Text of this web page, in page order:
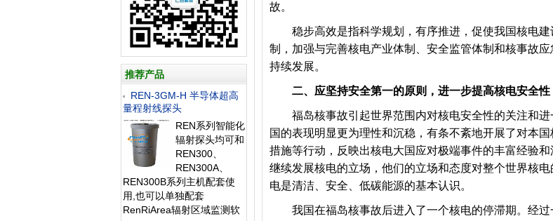
推荐产品
REN-3GM-H 半导体超高
量程射线探头
REN系列智能化
辐射探头均可和
REN300、
REN300A、
REN300B系列主机配套使
用,也可以单独配套
RenRiArea辐射区域监测软
故。
稳步高效是指科学规划，有序推进，促使我国核电建
制，加强与完善核电产业体制、安全监管体制和核事故
持续发展。
二、应坚持安全第一的原则，进一步提高核电安全性
福岛核事故引起世界范围内对核电安全性的关注和进
国的表现明显更为理性和沉稳，有条不紊地开展了对本
措施等行动，反映出核电大国应对极端事件的丰富经验
继续发展核电的立场，他们的立场和态度对整个世界核
电是清洁、安全、低碳能源的基本认识。
我国在福岛核事故后进入了一个核电的停滞期。经过